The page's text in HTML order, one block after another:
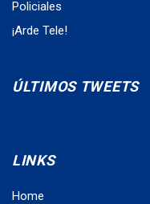
Policiales
¡Arde Tele!
ÚLTIMOS TWEETS
LINKS
Home